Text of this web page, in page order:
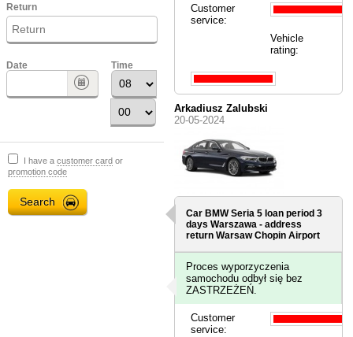
Return
Date Time
I have a customer card or
promotion code
Customer
service:
Vehicle
rating:
Arkadiusz Zalubski
20-05-2024
Car BMW Seria 5 loan period 3
daysWarszawa - address
return Warsaw Chopin Airport
Proces wyporzyczenia
samochodu odbył się bez
ZASTRZEŻEŃ.
Customer
service: